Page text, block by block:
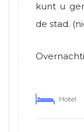
kunt u
de stad.
Hotel